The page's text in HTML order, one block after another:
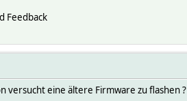
Feedback
versucht eine ältere Firmware zu flashen ?